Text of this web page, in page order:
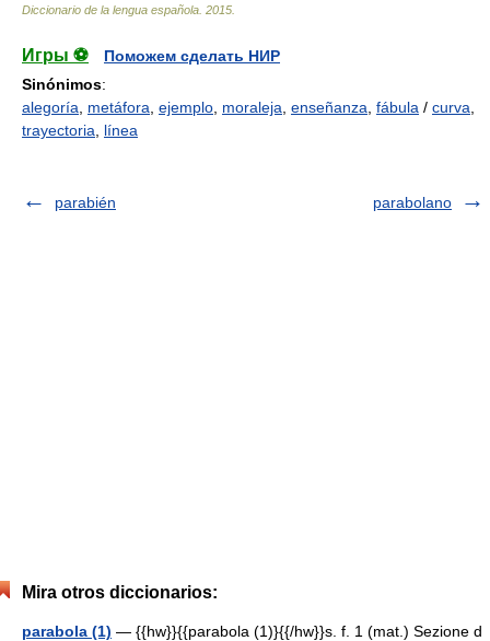
Diccionario de la lengua española 2015
Игры ⚽
Поможем сделать НИР
Sinónimos:
alegoría
metáfora ejemplo moraleja enseñanza fábula / curva
trayectoria
línea
parabién parabolano
Mira otros diccionarios:
parabola (1) — {{hw}}{{parabola (1)}{{/hw}}s. f. 1 (mat.) Sezione d